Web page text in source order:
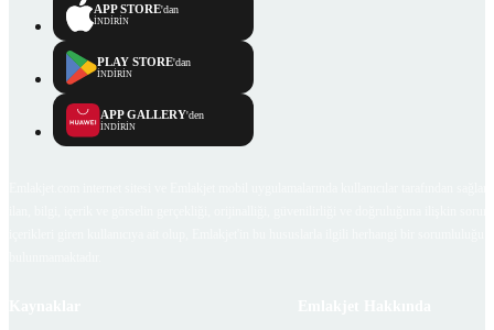
APP STORE'dan
İNDİRİN
PLAY STORE'dan
İNDİRİN
APP GALLERY'den
İNDİRİN